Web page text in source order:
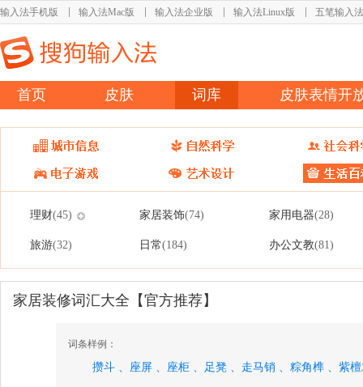
输入法手机版 输入法Mac版 输入法企业版 输入法Linux版 五笔输入法
首页 皮肤 词库 皮肤表情开
理财(45) 家居装饰(74) 家用电器(28)
旅游(32) 日常(184) 办公文教(81)
家居装修词汇大全【官方推荐】
词条样例：
攒斗 、 座屏 、 座柜 、 足凳 、 走马销 、 粽角榫 、 紫